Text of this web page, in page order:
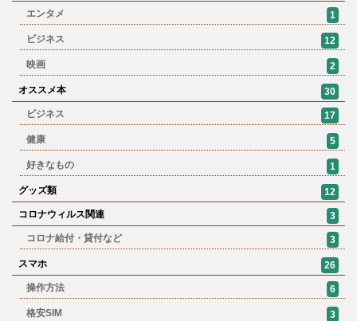
エンタメ
1
ビジネス 12
映画 2
オススメ本
30
ビジネス
17
健康 5
好きなもの 1
グッズ類
12
コロナウィルス関連
3
コロナ給付・貸付など
3
スマホ
26
操作方法
6
格安SIM 3